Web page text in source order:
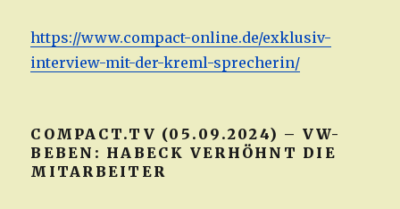
https://www.compact-online.de/exklusiv-
interview-mit-der-kreml-sprecherin/
COMPACT.TV (05.09.2024) – VW-
BEBEN: HABECK VERHÖHNT DIE
MITARBEITER